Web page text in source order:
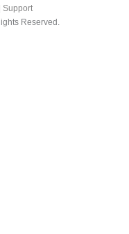
Support
Reserved.